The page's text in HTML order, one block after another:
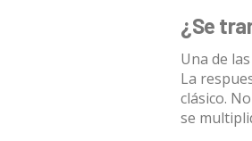
¿Se
Una de
La
clásico.
se